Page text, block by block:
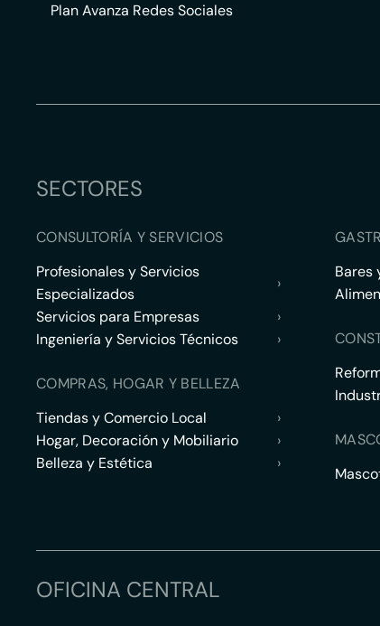
Plan Avanza Redes Sociales
SECTORES
CONSULTORÍA Y SERVICIOS
Profesionales y Servicios
Especializados
›
Servicios para Empresas
›
Ingeniería y Servicios Técnicos
›
COMPRAS, HOGAR Y BELLEZA
Tiendas y Comercio Local
›
Hogar, Decoración y Mobiliario
›
Belleza y Estética
›
Bares
OFICINA CENTRAL